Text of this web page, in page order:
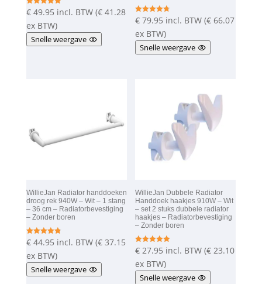
Gewaardeer
d
5.00
uit 5
€49.95 incl. BTW (€41.28
ex BTW)
Snelle weergave
Gewaardeer
d
4.75
uit 5
€ 79.95 incl. BTW (€ 66.07
ex BTW)
Snelle weergave
WillieJan Radiator handdoeken
droog rek 940W – Wit – 1 stang
– 36 cm – Radiatorbevestiging
– Zonder boren
Gewaardeer
d
4.83
uit 5
€44.95 incl. BTW (€37.15
ex BTW)
Snelle weergave
WillieJan Dubbele Radiator
Handdoek haakjes 910W – Wit
– set 2 stuks dubbele radiator
haakjes – Radiatorbevestiging
– Zonder boren
Gewaardeer
d
5.00
uit 5
€ 27.95 incl. BTW (€ 23.10
ex BTW)
Snelle weergave